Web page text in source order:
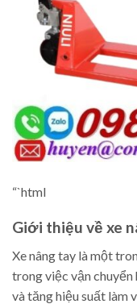
“`html
Giới thiệu về xe
Xe nâng tay là một
trong việc vận chuyển
và tăng hiệu suất làm